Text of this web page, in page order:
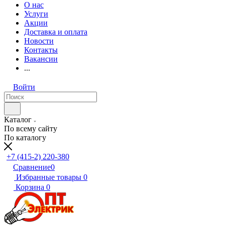
О нас
Услуги
Акции
Доставка и оплата
Новости
Контакты
Вакансии
...
Войти
Каталог
По всему сайту
По каталогу
+7 (415-2) 220-380
Сравнение0
Избранные товары 0
Корзина 0